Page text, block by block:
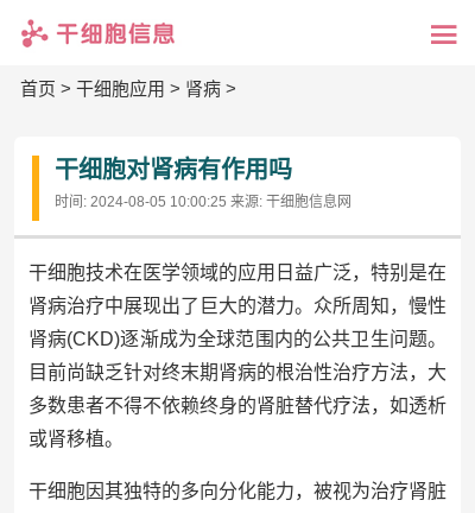
首页 > 干细胞应用 > 肾病 >
干细胞对肾病有作用吗
时间: 2024-08-05 10:00:25 来源: 干细胞信息网
干细胞技术在医学领域的应用日益广泛，特别是在
肾病治疗中展现出了巨大的潜力。众所周知，慢性
肾病(CKD)逐渐成为全球范围内的公共卫生问题。
目前尚缺乏针对终末期肾病的根治性治疗方法，大
多数患者不得不依赖终身的肾脏替代疗法，如透析
或肾移植。
干细胞因其独特的多向分化能力，被视为治疗肾脏